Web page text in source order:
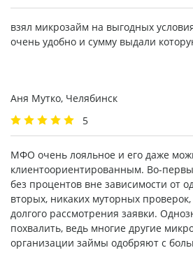
взял микрозайм на выгодных
очень удобно и сумму выдали
Аня Мутко, Челябинск
5
МФО очень лояльное и его даже
клиентоориентированным. Во-
без процентов вне зависимости от
вторых, никаких муторных
долгого рассмотрения заявки.
похвалить, ведь многие другие
организации займы одобряют с